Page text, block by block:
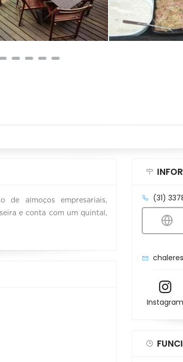
de almoços empresariais,
e conta com um quintal,
(31)
Instagram